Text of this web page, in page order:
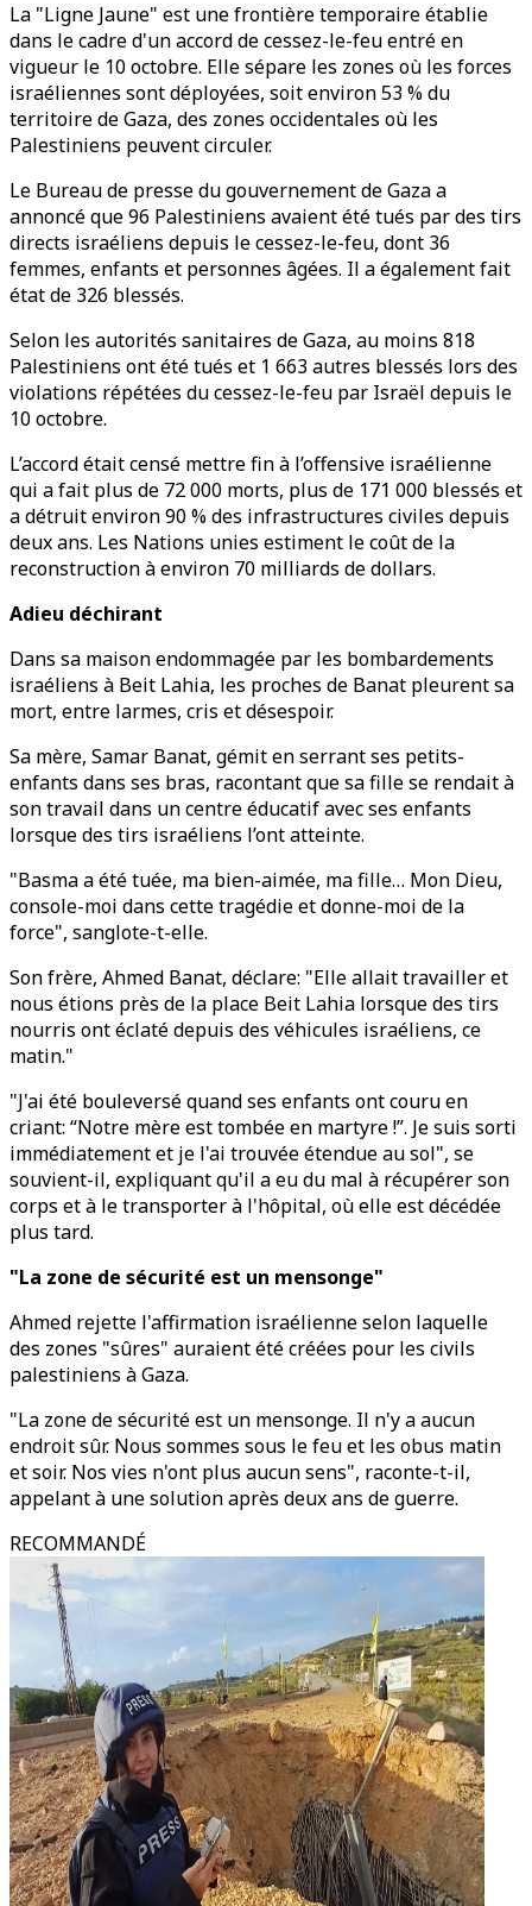
La "Ligne Jaune" est une frontière temporaire établie
dans le cadre d'un accord de cessez-le-feu entré en
vigueur le 10 octobre. Elle sépare les zones où les forces
israéliennes sont déployées, soit environ 53 % du
territoire de Gaza, des zones occidentales où les
Palestiniens peuvent circuler.
Le Bureau de presse du gouvernement de Gaza a
annoncé que 96 Palestiniens avaient été tués par des tirs
directs israéliens depuis le cessez-le-feu, dont 36
femmes, enfants et personnes âgées. Il a également fait
état de 326 blessés.
Selon les autorités sanitaires de Gaza, au moins 818
Palestiniens ont été tués et 1 663 autres blessés lors des
violations répétées du cessez-le-feu par Israël depuis le
10 octobre.
L’accord était censé mettre fin à l’offensive israélienne
qui a fait plus de 72 000 morts, plus de 171 000 blessés et
a détruit environ 90 % des infrastructures civiles depuis
deux ans. Les Nations unies estiment le coût de la
reconstruction à environ 70 milliards de dollars.
Adieu déchirant
Dans sa maison endommagée par les bombardements
israéliens à Beit Lahia, les proches de Banat pleurent sa
mort, entre larmes, cris et désespoir.
Sa mère, Samar Banat, gémit en serrant ses petits-
enfants dans ses bras, racontant que sa fille se rendait à
son travail dans un centre éducatif avec ses enfants
lorsque des tirs israéliens l’ont atteinte.
"Basma a été tuée, ma bien-aimée, ma fille… Mon Dieu,
console-moi dans cette tragédie et donne-moi de la
force", sanglote-t-elle.
Son frère, Ahmed Banat, déclare: "Elle allait travailler et
nous étions près de la place Beit Lahia lorsque des tirs
nourris ont éclaté depuis des véhicules israéliens, ce
matin."
"J'ai été bouleversé quand ses enfants ont couru en
criant: “Notre mère est tombée en martyre !”. Je suis sorti
immédiatement et je l'ai trouvée étendue au sol", se
souvient-il, expliquant qu'il a eu du mal à récupérer son
corps et à le transporter à l'hôpital, où elle est décédée
plus tard.
"La zone de sécurité est un mensonge"
Ahmed rejette l'affirmation israélienne selon laquelle
des zones "sûres" auraient été créées pour les civils
palestiniens à Gaza.
"La zone de sécurité est un mensonge. Il n'y a aucun
endroit sûr. Nous sommes sous le feu et les obus matin
et soir. Nos vies n'ont plus aucun sens", raconte-t-il,
appelant à une solution après deux ans de guerre.
RECOMMANDÉ